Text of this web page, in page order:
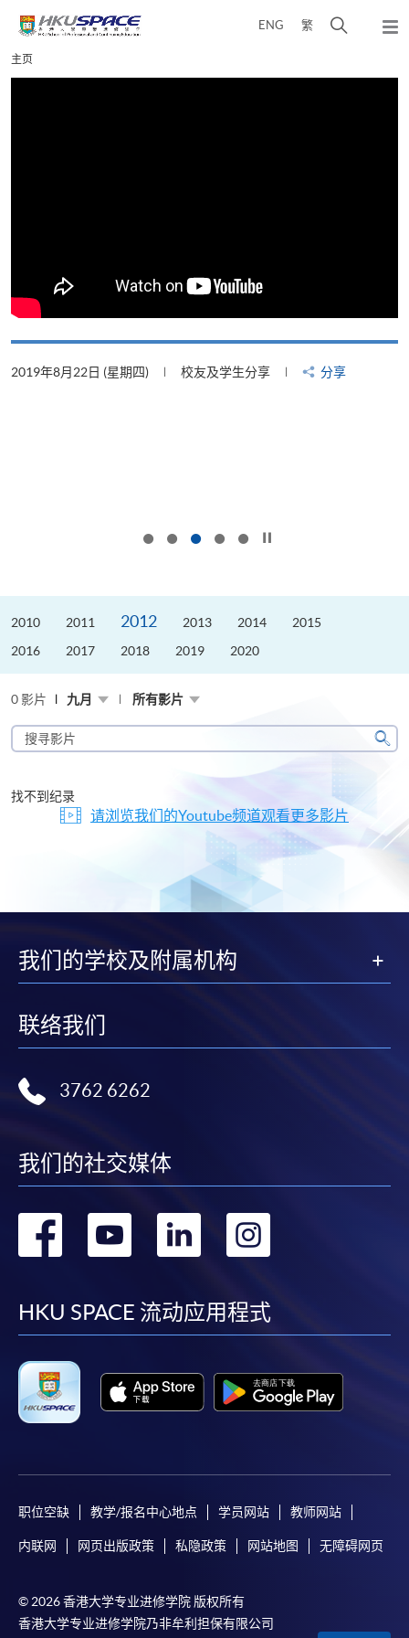
content
ENG 繁
弹
Main
content
主页
2019年8月22日 (星期四) 校友及学生分享 分享
2010 2011 2012 2013 2014
2015
2016
2017 2018 2019 2020
0 影片 九月 所有影片
搜
寻
片
搜
找不到纪录
请浏览我们的Youtube频道观看更多影片
我们的学校及附属机构
联络我们
3762 6262
我们的社交媒体
转
facebook
转
youtube
转
linkedin
转
HKU SPACE 流动应用程式
职位空缺 教学/报名中心地点 学员网站 教师网站
内联网 网页出版政策 私隐政策 网站地图 无障碍网页
© 2026 香港大学专业进修学院 版权所有
香港大学专业进修学院乃非牟利担保有限公司